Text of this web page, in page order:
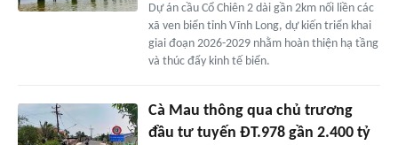
Dự án cầu Cổ Chiên 2 dài gần 2km nối liền các
xã ven biển tỉnh Vĩnh Long, dự kiến triển khai
giai đoạn 2026-2029 nhằm hoàn thiện hạ tầng
và thúc đẩy kinh tế biển.
Cà Mau thông qua chủ trương
đầu tư tuyến ĐT.978 gần 2.400 tỷ